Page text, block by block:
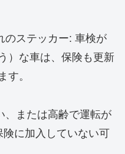
のステッカー: 車検が
）な車は、保険も更新
す。
、または高齢で運転が
に加入していない可